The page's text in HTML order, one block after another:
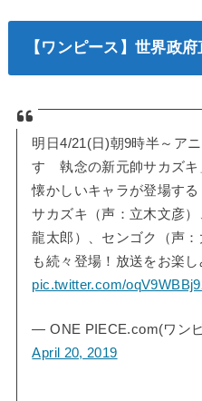
【ワンピース】世界政
明日4/21(日)朝9時半～ア
す 執念の新元帥サカズキ
懐かしいキャラが登場す
サカズキ（声：立木文彦
龍太郎）、センゴク（声
も続々登場！放送をお楽し
pic.twitter.com/
— ONE PIECE.com(ワン
April 20, 2019